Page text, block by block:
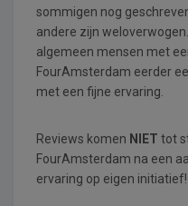
sommigen nog
andere zijn
algemeen mensen met
FourAmsterdam eerder
met een fijne ervaring.
Reviews komen NIET tot
FourAmsterdam na een
ervaring op eigen initiatief!